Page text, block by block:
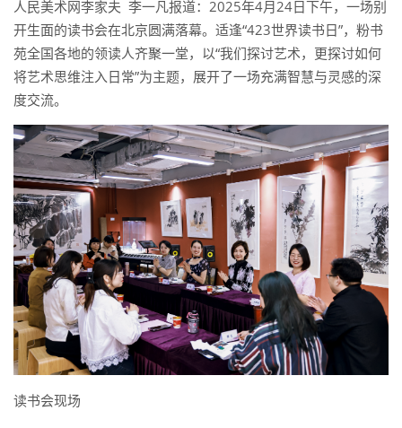
人民美术网李家夫 李一凡报道：2025年4月24日下午，一场别
开生面的读书会在北京圆满落幕。适逢“423世界读书日”，粉书
苑全国各地的领读人齐聚一堂，以“我们探讨艺术，更探讨如何
将艺术思维注入日常”为主题，展开了一场充满智慧与灵感的深
度交流。
读书会现场